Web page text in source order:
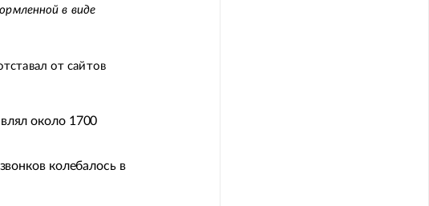
в виде
от сайтов
около 1700
колебалось в